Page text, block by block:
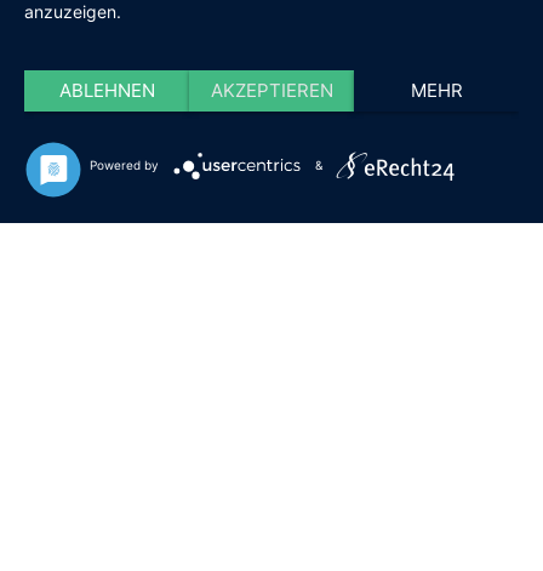
anzuzeigen.
ABLEHNEN AKZEPTIEREN MEHR
Powered by &